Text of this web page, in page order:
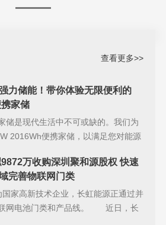
查看更多>>
力储能！带你体验无限便利的
家储
储是现代生活中不可或缺的。我们为
2016Wh便携家储，以满足您对能源
万收购深圳聚和源股权 快速
完善物联网门类
家高新技术企业，长虹能源正通过并
网电池门类和产品线。 近日，长